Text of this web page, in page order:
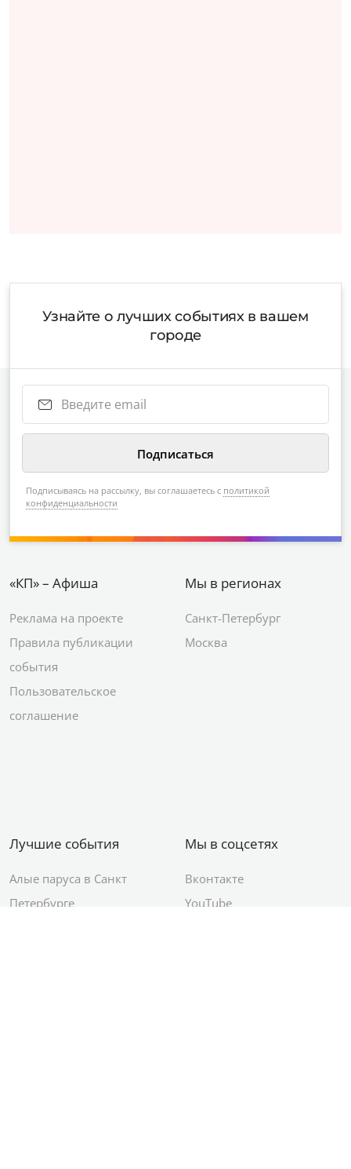
Узнайте о лучших событиях в вашем
городе
Подписываясь на рассылку, вы соглашаетесь с политикой
конфиденциальности
«КП» – Афиша
Реклама на проекте
Правила публикации
события
Пользовательское
соглашение
Мы в регионах
Санкт-Петербург
Москва
Лучшие события
Алые паруса в Санкт
Петербурге
Мы в соцсетях
Вконтакте
YouTube